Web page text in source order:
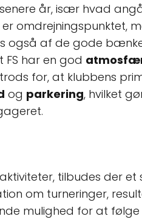
år, især hvad
omdrejningspunktet,
også af de gode
har en god
for, at klubbens
og parkering, hvilket
tilbudes der
om turneringer,
mulighed for at